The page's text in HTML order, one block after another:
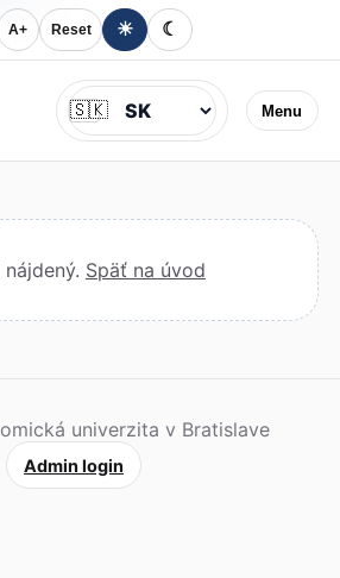
A+ Reset ☀ ☾
Menu
Jazyk
🇸🇰
Späť na úvod
univerzita v Bratislave
Admin login